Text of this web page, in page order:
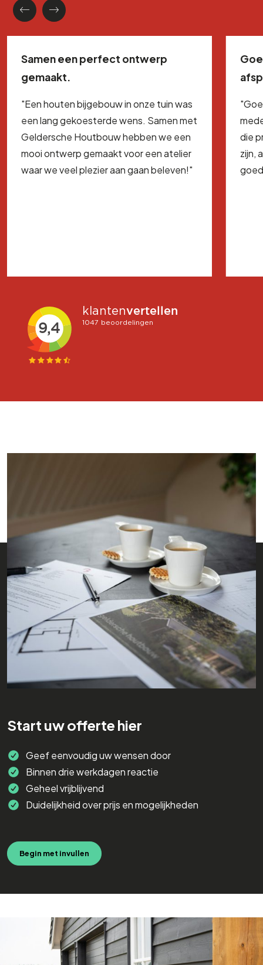
Samen een perfect ontwerp
gemaakt.
"Een houten bijgebouw in onze tuin was
een lang gekoesterde wens. Samen met
Geldersche Houtbouw hebben we een
mooi ontwerp gemaakt voor een atelier
waar we veel plezier aan gaan beleven!"
die
zijn,
Start uw offerte hier
Geef eenvoudig uw wensen door
Binnen drie werkdagen reactie
Geheel vrijblijvend
Duidelijkheid over prijs en mogelijkheden
Begin met invullen